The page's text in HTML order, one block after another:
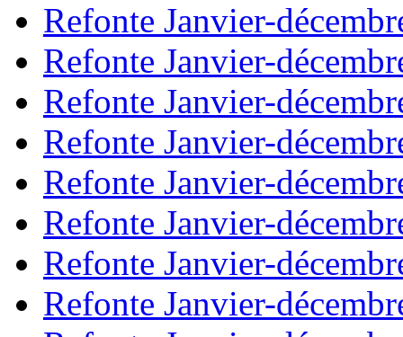
Refonte Janvier-
Refonte Janvier-
Refonte Janvier-
Refonte Janvier-
Refonte Janvier-
Refonte Janvier-
Refonte Janvier-
Refonte Janvier-